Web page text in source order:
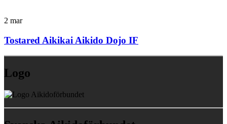
2 mar
Tostared Aikikai Aikido Dojo IF
Logo